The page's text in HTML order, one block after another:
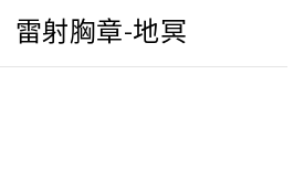
雷射胸章-地冥